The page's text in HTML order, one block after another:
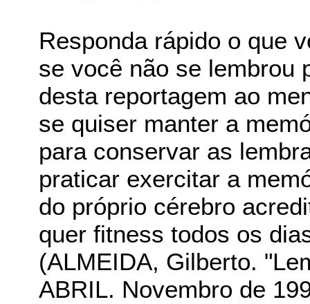
Responda rápido o que
se você não se lembrou
desta reportagem ao
se quiser manter a
para conservar as
praticar exercitar a
do próprio cérebro
quer fitness todos os
(ALMEIDA, Gilberto.
ABRIL. Novembro de